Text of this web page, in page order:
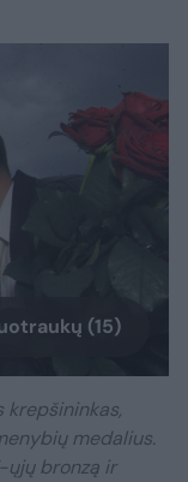
(15)
krepšininkas,
medalius.
bronzą ir